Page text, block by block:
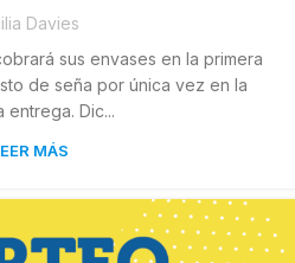
Davies
sus envases en la primera
de seña por única vez en la
entrega. Dic...
MÁS